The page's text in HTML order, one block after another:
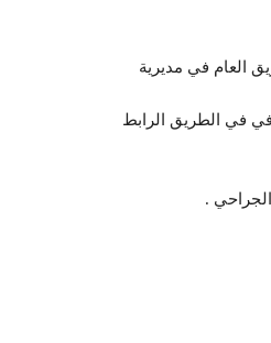
العام في مديرية
في الطريق الرابط
.